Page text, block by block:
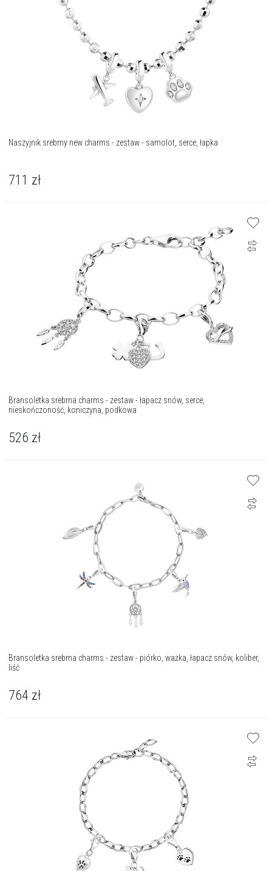
Naszyjnik srebrny new charms - zestaw - samolot, serce, łapka
711 zł
Bransoletka srebrna charms - zestaw - łapacz snów, serce,
nieskończoność, koniczyna, podkowa
526 zł
Bransoletka srebrna charms - zestaw - piórko, ważka, łapacz snów, koliber,
liść
764 zł